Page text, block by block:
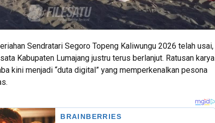
Sendratari Segoro Topeng Kaliwungu 2026 telah usai,
Kabupaten Lumajang justru terus berlanjut. Ratusan karya
kini menjadi “duta digital” yang memperkenalkan pesona